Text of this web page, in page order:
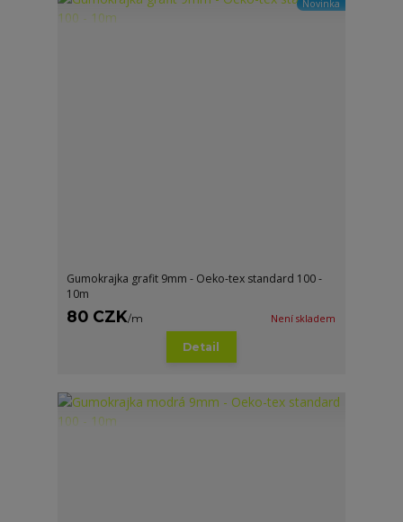
Novinka
Gumokrajka grafit 9mm - Oeko-tex standard 100 -
10m
80 CZK/m Není skladem
Detail